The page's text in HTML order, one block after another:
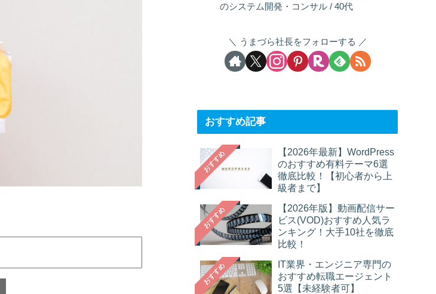
のシステム開発・コンサル / 40代
うまづら社長をフォローする
おすすめ記事
おすすめ
【2026年最新】WordPress
のおすすめ有料テーマ6選
徹底比較！【初心者から上
級者まで】
おすすめ
【2026年版】動画配信サー
ビス(VOD)おすすめ人気ラ
ンキング！大手10社を徹底
比較！
おすすめ
IT業界・エンジニア専門の
おすすめ転職エージェント
5選【未経験者可】